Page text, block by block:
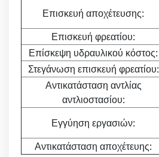
Επισκευή αποχέτευσης:
Επισκευή φρεατίου:
Επίσκεψη υδραυλικού κόστος:
Στεγάνωση επισκευή φρεατίου:
Αντικατάσταση αντλίας
αντλιοστασίου:
Εγγύηση εργασιών:
Αντικατάσταση αποχέτευης: